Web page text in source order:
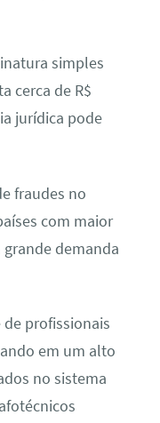
simples
cerca de R$
jurídica pode
fraudes no
com maior
demanda
profissionais
em um alto
no sistema